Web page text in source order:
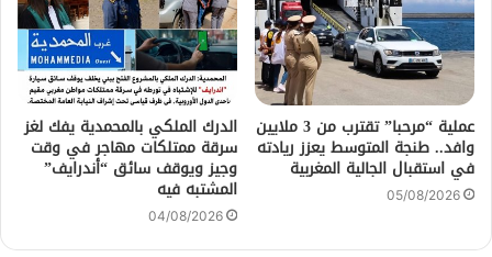
عملية “مرحبا” تقترب من 3 ملايين
وافد.. طنجة المتوسط يعزز ريادته
في استقبال الجالية المغربية
05/08/2026
الدرك الملكي بالمحمدية يفك لغز
سرقة ممتلكات مهاجر في وقت
وجيز ويوقف سائق “أندرايف”
المشتبه فيه
04/08/2026